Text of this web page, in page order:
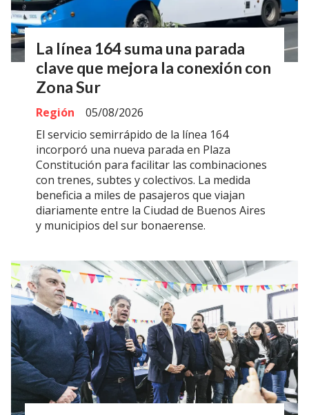
La línea 164 suma una parada
clave que mejora la conexión con
Zona Sur
Región
05/08/2026
El servicio semirrápido de la línea 164
incorporó una nueva parada en Plaza
Constitución para facilitar las combinaciones
con trenes, subtes y colectivos. La medida
beneficia a miles de pasajeros que viajan
diariamente entre la Ciudad de Buenos Aires
y municipios del sur bonaerense.